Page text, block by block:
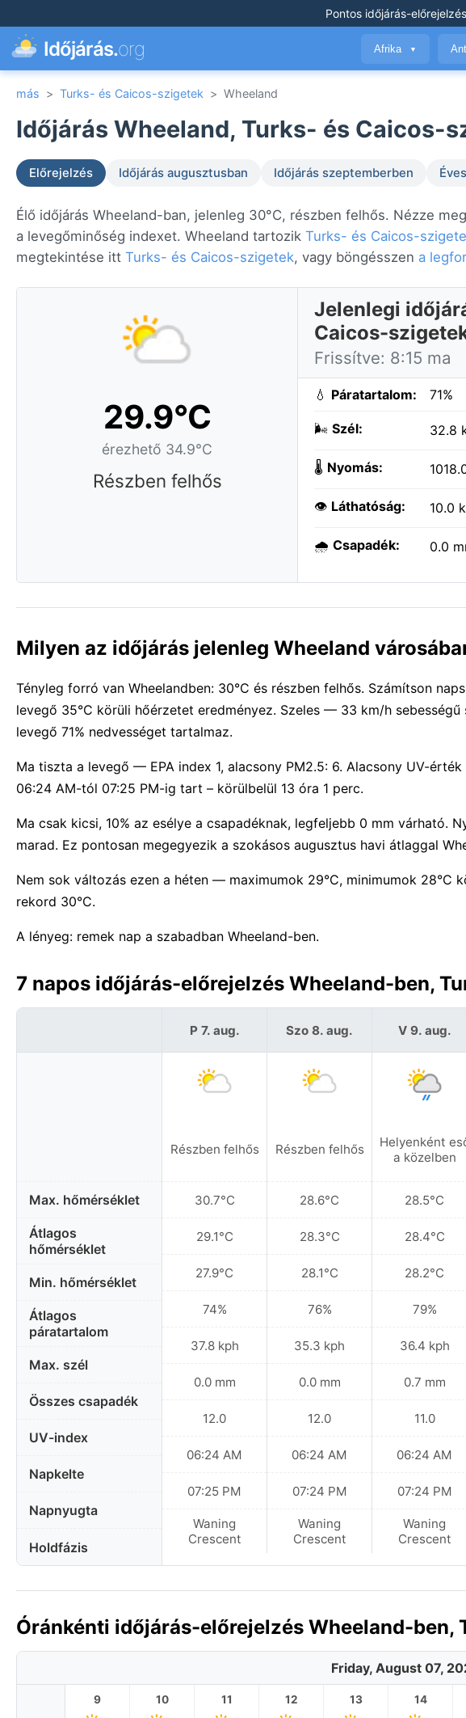
Pontos időjárás-
Időjárás.org Afrika ▼
más > Turks- és Caicos-szigetek > Wheeland
Időjárás Wheeland, Turks- és
Előrejelzés Időjárás augusztusban Időjárás szeptemberben
Élő időjárás Wheeland-ban, jelenleg 30°C, részben felhős. Nézze
a levegőminőség indexet. Wheeland tartozik Turks- és Caicos-
megtekintése itt Turks- és Caicos-szigetek, vagy böngésszen a
29.9°C
érezhető 34.9°C
Részben felhős
Jelenlegi
Caicos-
Frissítve: 8:15 ma
💧 Páratartalom: 71%
🌬️ Szél: 32.8
🌡️ Nyomás:
👁️ Láthatóság: 10.0
🌧️ Csapadék: 0.0
Milyen az időjárás jelenleg Wheeland
Tényleg forró van Wheelandben: 30°C és részben felhős. Számítson
levegő 35°C körüli hőérzetet eredményez. Szeles — 33 km/h
levegő 71% nedvességet tartalmaz.
Ma tiszta a levegő — EPA index 1, alacsony PM2.5: 6. Alacsony UV-
06:24 AM-tól 07:25 PM-ig tart – körülbelül 13 óra 1 perc.
Ma csak kicsi, 10% az esélye a csapadéknak, legfeljebb 0 mm várható.
marad. Ez pontosan megegyezik a szokásos augusztus havi átlaggal
Nem sok változás ezen a héten — maximumok 29°C, minimumok 28°C
rekord 30°C.
A lényeg: remek nap a szabadban Wheeland-ben.
7 napos időjárás-előrejelzés Wheeland-ben,
Max. hőmérséklet
Átlagos
hőmérséklet
Min. hőmérséklet
Átlagos
páratartalom
Max. szél
Összes csapadék
UV-index
Napkelte
Napnyugta
Holdfázis
P 7. aug.
Részben felhős
30.7°C
29.1°C
27.9°C
74%
37.8 kph
0.0 mm
12.0
06:24 AM
07:25 PM
Waning
Crescent
Szo 8. aug.
Részben felhős
28.6°C
28.3°C
28.1°C
76%
35.3 kph
0.0 mm
12.0
06:24 AM
07:24 PM
Waning
Crescent
V 9. aug.
Helyenként
a közelben
28.5°C
28.4°C
28.2°C
79%
36.4 kph
0.7 mm
11.0
06:24 AM
07:24 PM
Waning
Crescent
Óránkénti időjárás-előrejelzés Wheeland-ben,
Friday, August 07,
9 10 11 12 13 14